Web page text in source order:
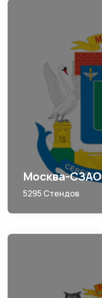
Москва-СЗАО
5295 Стендов